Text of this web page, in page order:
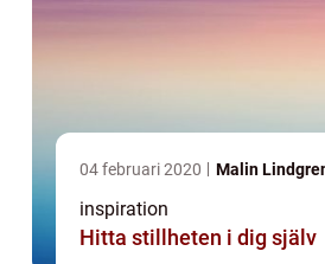
04 februari 2020 Malin
inspiration
Hitta stillheten i dig själv